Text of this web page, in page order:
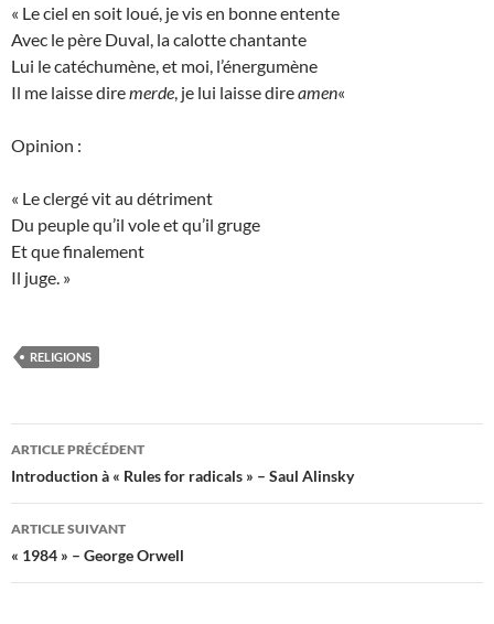
« Le ciel en soit loué, je vis en bonne entente
Avec le père Duval, la calotte chantante
Lui le catéchumène, et moi, l’énergumène
Il me laisse diremerde , je lui laisse direamen«
Opinion :
« Le clergé vit au détriment
Du peuple qu’il vole et qu’il gruge
Et que finalement
Il juge. »
RELIGIONS
Navigation
des
articles
ARTICLE PRÉCÉDENT
Introduction à « Rules for radicals » – Saul Alinsky
ARTICLE SUIVANT
« 1984 » – George Orwell